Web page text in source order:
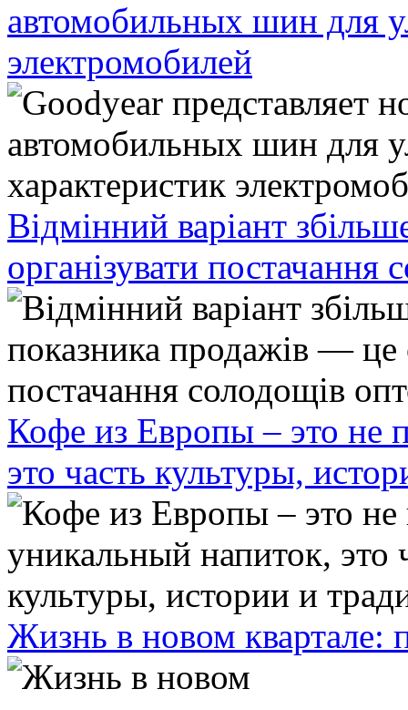
автомобильных шин для
электромобилей
Відмінний варіант
організувати постачання
Кофе из Европы – это не
это часть культуры,
Жизнь в новом квартале: